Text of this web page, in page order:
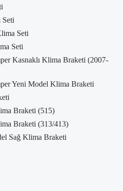
Seti
Seti
Kasnaklı Klima Braketi (2007-
Yeni Model Klima Braketi
Braketi (515)
Braketi (313/413)
Sağ Klima Braketi